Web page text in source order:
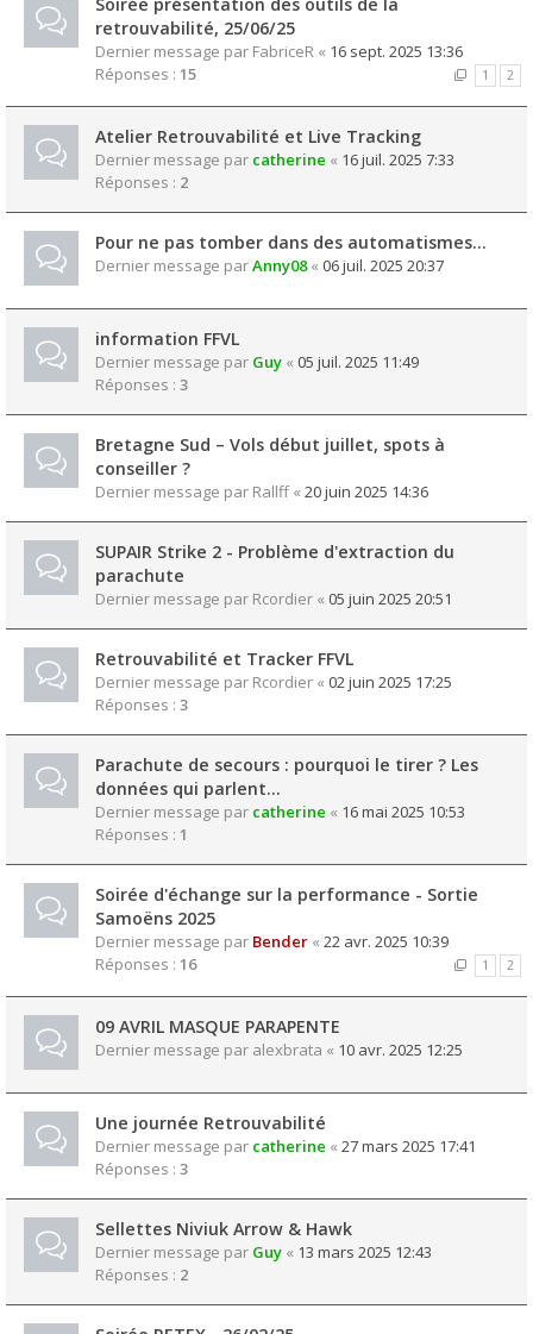
retrouvabilité, 25/06/25
Dernier message par FabriceR « 16 sept. 2025 13:36
Réponses : 15 1 2
Atelier Retrouvabilité et Live Tracking
Dernier message par catherine « 16 juil. 2025 7:33
Réponses : 2
Pour ne pas tomber dans des automatismes...
Dernier message parAnny08« 06 juil. 2025 20:37
information FFVL
Dernier message par Guy « 05 juil. 2025 11:49
Réponses : 3
Bretagne Sud – Vols début juillet, spots à
conseiller ?
Dernier message par Rallff « 20 juin 2025 14:36
SUPAIR Strike 2 - Problème d'extraction du
parachute
Dernier message par Rcordier « 05 juin 2025 20:51
Retrouvabilité et Tracker FFVL
Dernier message par Rcordier « 02 juin 2025 17:25
Réponses : 3
Parachute de secours : pourquoi le tirer ? Les
données qui parlent...
Dernier message par catherine « 16 mai 2025 10:53
Réponses : 1
Soirée d'échange sur la performance - Sortie
Samoëns 2025
Dernier message par Bender « 22 avr. 2025 10:39
Réponses : 16 1 2
09 AVRIL MASQUE PARAPENTE
Dernier message par alexbrata « 10 avr. 2025 12:25
Une journée Retrouvabilité
Dernier message par catherine « 27 mars 2025 17:41
Réponses : 3
Sellettes Niviuk Arrow & Hawk
Dernier message par Guy « 13 mars 2025 12:43
Réponses : 2